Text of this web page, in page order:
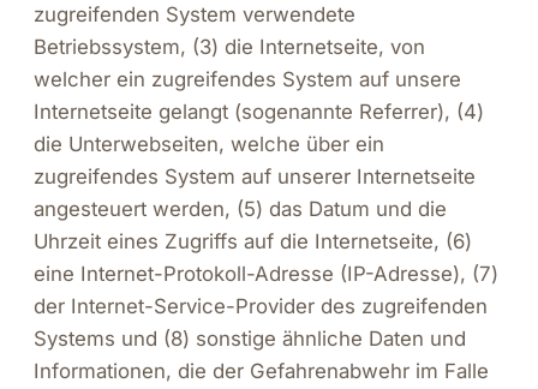
zugreifenden System verwendete
Betriebssystem, (3) die Internetseite, von
welcher ein zugreifendes System auf unsere
Internetseite gelangt (sogenannte Referrer), (4)
die Unterwebseiten, welche über ein
zugreifendes System auf unserer Internetseite
angesteuert werden, (5) das Datum und die
Uhrzeit eines Zugriffs auf die Internetseite, (6)
eine Internet-Protokoll-Adresse (IP-Adresse), (7)
der Internet-Service-Provider des zugreifenden
Systems und (8) sonstige ähnliche Daten und
Informationen, die der Gefahrenabwehr im Falle